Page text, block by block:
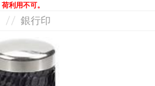
荷利用不可。
銀行印